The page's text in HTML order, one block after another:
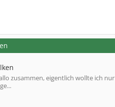
zusammen, eigentlich wollte ich